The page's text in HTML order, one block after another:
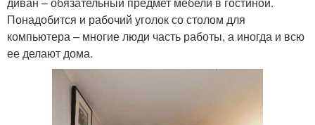
Понадобится и рабочий уголок со столом для
компьютера – многие люди часть работы, а иногда и всю
ее делают дома.